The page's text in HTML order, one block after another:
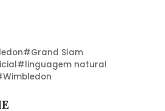
#Grand Slam
#linguagem natural
Wimbledon